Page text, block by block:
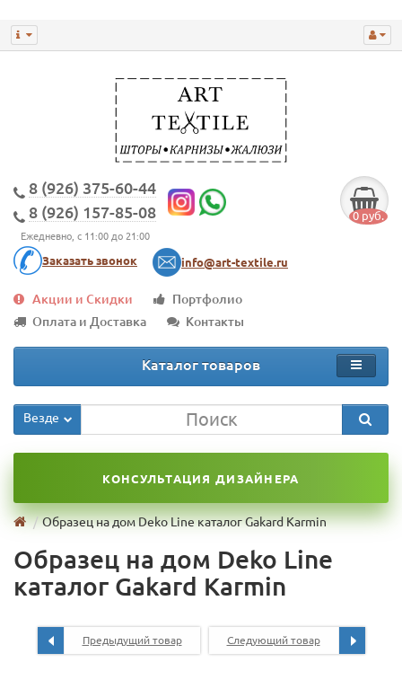
8 (926) 375-60-44
8 (926) 157-85-08
Ежедневно, с 11:00 до 21:00
Заказать звонок info@art-textile.ru
0 руб.
Акции и Скидки
Портфолио
Оплата и Доставка
Контакты
Каталог товаров
Везде
КОНСУЛЬТАЦИЯ ДИЗАЙНЕРА
Образец на дом Deko Line каталог Gakard Karmin
Образец на дом Deko Line
каталог Gakard Karmin
Предыдущий товар Следующий товар